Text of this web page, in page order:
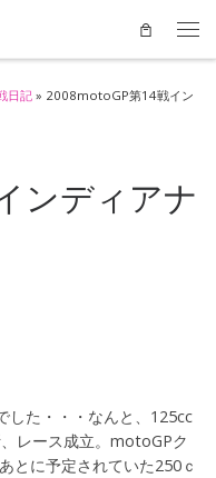
日記 » 2008motoGP第14戦イン
ンディアナ
した・・・なんと、125cc
レース成立。motoGPク
とに予定されていた250ｃ